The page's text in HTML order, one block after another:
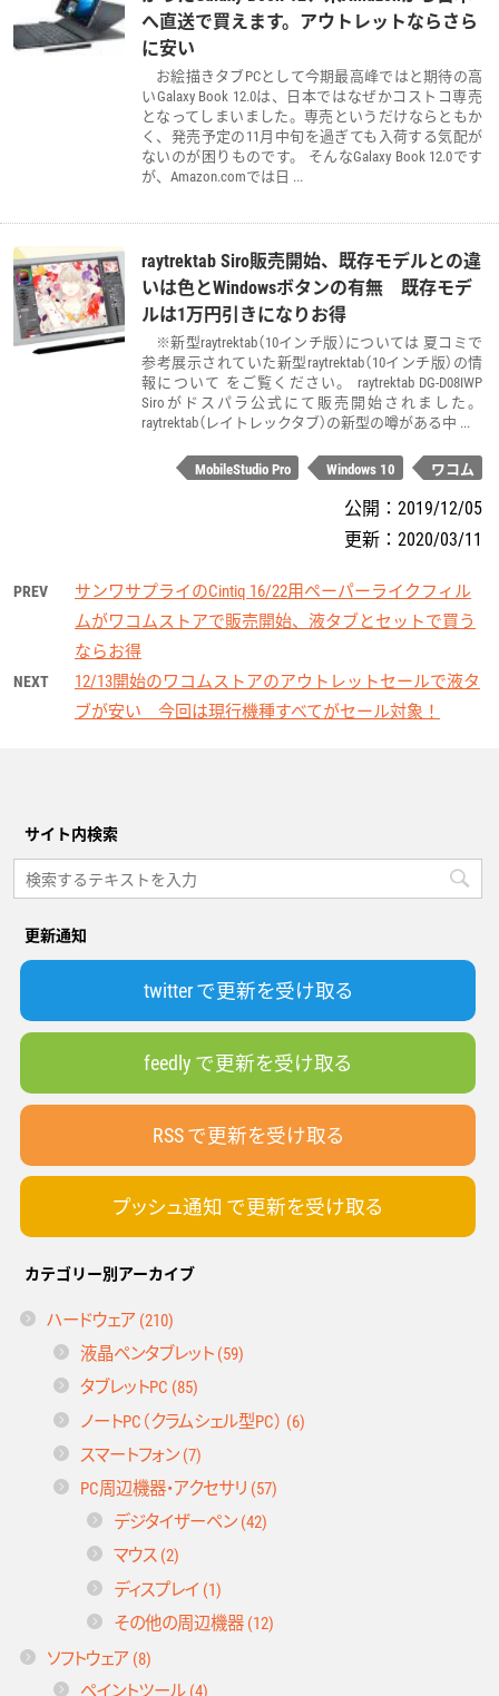
へ直送で買えます。アウトレットならさら
に安い
お絵描きタブPCとして今期最高峰ではと期待の高
いGalaxy Book 12.0は、日本ではなぜかコストコ専売
となってしまいました。専売というだけならともか
く、発売予定の11月中旬を過ぎても入荷する気配が
ないのが困りものです。 そんなGalaxy Book 12.0です
が、Amazon.comでは日 ...
raytrektab Siro販売開始、既存モデルとの違
いは色とWindowsボタンの有無 既存モデ
ルは1万円引きになりお得
※新型raytrektab（10インチ版）については 夏コミで
参考展示されていた新型raytrektab（10インチ版）の情
報について をご覧ください。 raytrektab DG-D08IWP
Siroがドスパラ公式にて販売開始されました。
raytrektab（レイトレックタブ）の新型の噂がある中 ...
MobileStudio Pro Windows 10 ワコム
公開： 2019/12/05
更新： 2020/03/11
PREV
サンワサプライのCintiq 16/22用ペーパーライクフィル
ムがワコムストアで販売開始、液タブとセットで買う
ならお得
NEXT
12/13開始のワコムストアのアウトレットセールで液タ
ブが安い 今回は現行機種すべてがセール対象！
サイト内検索
更新通知
twitter で更新を受け取る
feedly で更新を受け取る
RSS で更新を受け取る
プッシュ通知 で更新を受け取る
カテゴリー別アーカイブ
ハードウェア (210)
液晶ペンタブレット (59)
タブレットPC (85)
ノートPC（クラムシェル型PC） (6)
スマートフォン (7)
PC周辺機器・アクセサリ (57)
デジタイザーペン (42)
マウス (2)
ディスプレイ (1)
その他の周辺機器 (12)
ソフトウェア (8)
ペイントツール (4)